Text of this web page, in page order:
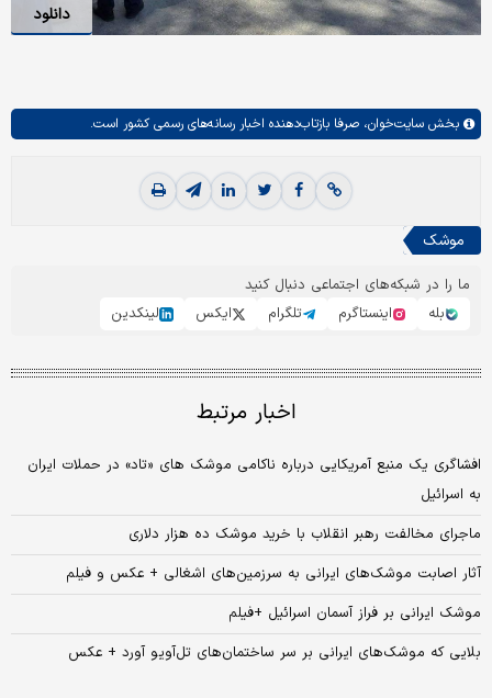
دانلود
بخش سایت‌خوان، صرفا بازتاب‌دهنده اخبار رسانه‌های رسمی کشور است.
موشک
ما را در شبکه‌های اجتماعی دنبال کنید
بله
اینستاگرم تلگرام ایکس لینکدین
اخبار مرتبط
افشاگری یک منبع آمریکایی درباره ناکامی موشک های «تاد» در حملات ایران
به اسرائیل
ماجرای مخالفت رهبر انقلاب با خرید موشک ده هزار دلاری
آثار اصابت موشک‌های ایرانی به سرزمین‌های اشغالی + عکس و فیلم
موشک ایرانی بر فراز آسمان اسرائیل +فیلم
بلایی که موشک‌های ایرانی بر سر ساختمان‌های تل‌آویو آورد + عکس